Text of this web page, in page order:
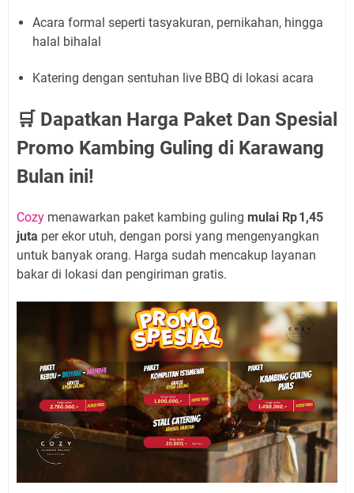
Acara formal seperti tasyakuran, pernikahan, hingga
halal bihalal
Katering dengan sentuhan live BBQ di lokasi acara
🛒 Dapatkan Harga Paket Dan Spesial
Promo Kambing Guling di Karawang
Bulan ini!
Cozy menawarkan paket kambing guling mulai Rp 1,45
juta per ekor utuh, dengan porsi yang mengenyangkan
untuk banyak orang. Harga sudah mencakup layanan
bakar di lokasi dan pengiriman gratis.